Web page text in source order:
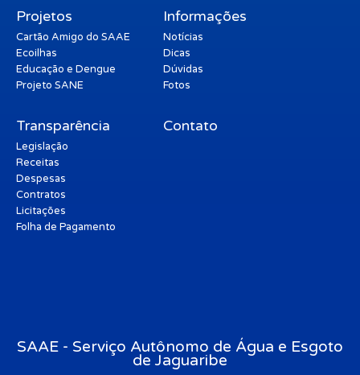
Projetos
Cartão Amigo do SAAE
Ecoilhas
Educação e Dengue
Projeto SANE
Informações
Notícias
Dicas
Dúvidas
Fotos
Transparência
Legislação
Receitas
Despesas
Contratos
Licitações
Folha de Pagamento
Contato
SAAE - Serviço Autônomo de Água e Esgoto
de Jaguaribe